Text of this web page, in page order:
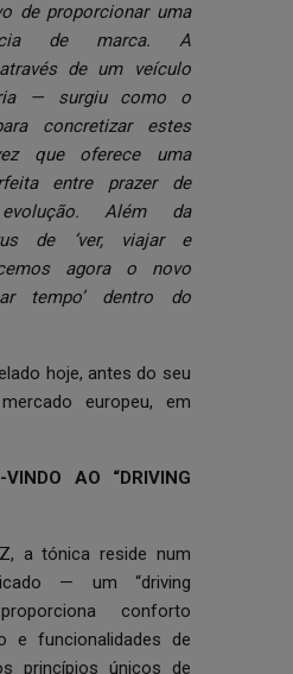
de proporcionar uma
de marca. A
de um veículo
— surgiu como o
concretizar estes
que oferece uma
entre prazer de
Além da
de ‘ver, viajar e
agora o novo
tempo’ dentro do
hoje, antes do seu
europeu, em
VINDO AO “DRIVING
a tónica reside num
— um “driving
conforto
e funcionalidades de
princípios únicos de